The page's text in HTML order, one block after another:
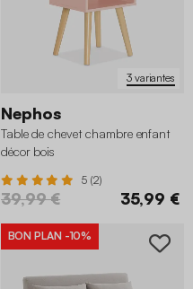
3 variantes
Nephos
Table de chevet chambre enfant
décor bois
5 (2)
39,99 € 35,99 €
BON PLAN -10%